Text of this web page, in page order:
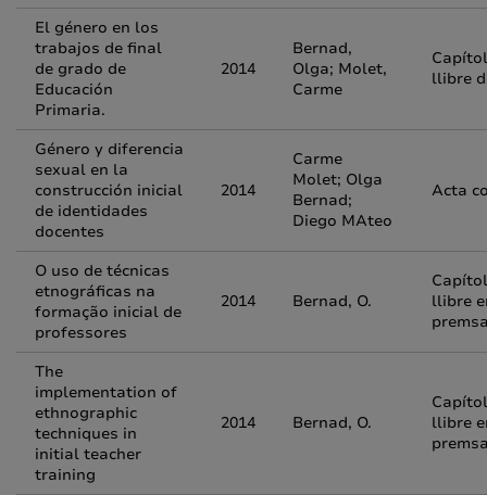
El género en los
trabajos de final
de grado de
Educación
Primaria.
2014
Bernad,
Olga; Molet,
Carme
llibre
Género y diferencia
sexual en la
construcción inicial
de identidades
docentes
2014
Carme
Molet; Olga
Bernad;
Diego MAteo
Acta
O uso de técnicas
etnográficas na
formação inicial de
professores
2014 Bernad, O.
llibre
The
implementation of
ethnographic
techniques in
initial teacher
training
2014 Bernad, O.
llibre